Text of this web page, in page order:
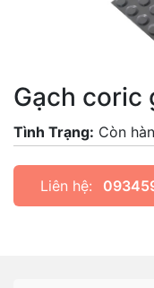
Gạch coric
Tình Trạng: Còn
Liên hệ: